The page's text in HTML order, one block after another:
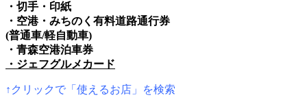
・切手・印紙
・空港・みちのく有料道路通行券
(普通車/軽自動車)
・青森空港泊車券
・ジェフグルメカード
↑クリックで「使えるお店」を検索